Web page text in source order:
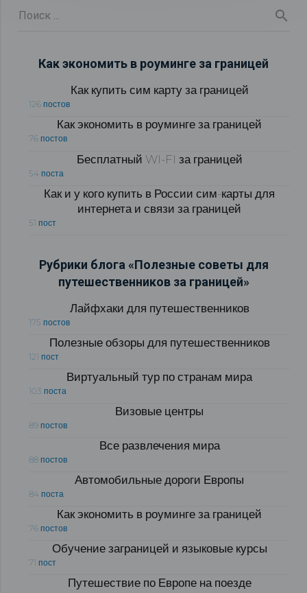
Как экономить в роуминге за границей
Как купить сим карту за границей
126 постов
Как экономить в роуминге за границей
76 постов
Бесплатный WI-FI за границей
54 поста
Как и у кого купить в России сим-карты для
интернета и связи за границей
51 пост
Рубрики блога «Полезные советы для
путешественников за границей»
Лайфхаки для путешественников
175 постов
Полезные обзоры для путешественников
121 пост
Виртуальный тур по странам мира
103 поста
Визовые центры
89 постов
Все развлечения мира
88 постов
Автомобильные дороги Европы
84 поста
Как экономить в роуминге за границей
76 постов
Обучение заграницей и языковые курсы
71 пост
Путешествие по Европе на поезде